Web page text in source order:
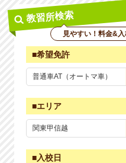
教習所検索
見やすい！料金&入
■希望免許
■エリア
■入校日